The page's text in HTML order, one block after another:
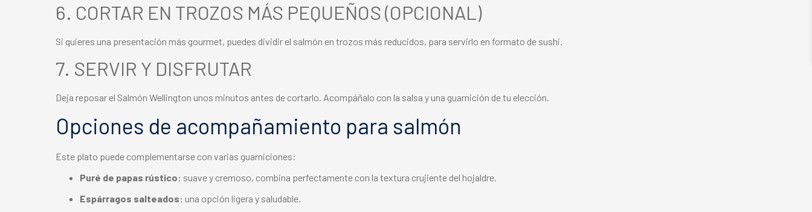
6. CORTAR EN TROZOS MÁS PEQUEÑOS (OPCIONAL)
Si quieres una presentación más gourmet, puedes dividir el salmón en trozos más reducidos, para servirlo en formato de sushi.
7. SERVIR Y DISFRUTAR
Deja reposar el Salmón Wellington unos minutos antes de cortarlo. Acompáñalo con la salsa y una guarnición de tu elección.
Opciones de acompañamiento para salmón
Este plato puede complementarse con varias guarniciones:
Puré de papas rústico: suave y cremoso, combina perfectamente con la textura crujiente del hojaldre.
Espárragos salteados: una opción ligera y saludable.